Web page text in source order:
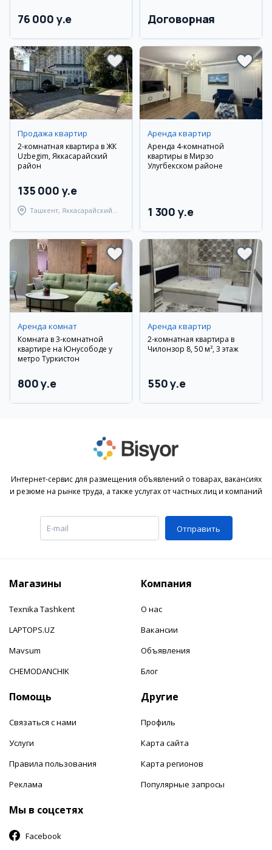
76 000 y.e Договорная
Продажа квартир
2-комнатная квартира в ЖК
Uzbegim, Яккасарайский
район
135 000 y.e
Ташкент, Яккасарайский
Аренда квартир
Аренда 4-комнатной
квартиры в Мирзо
Улугбекском районе
1 300 y.e
Аренда комнат
Комната в 3-комнатной
квартире на Юнусободе у
метро Туркистон
800 y.e
Аренда квартир
2-комнатная квартира в
Чилонзор 8, 50 м², 3 этаж
550 y.e
Интернет-сервис для размещения объявлений о товарах, вакансиях
и резюме на рынке труда, а также услугах от частных лиц и компаний
Отправить
Магазины
Texnika Tashkent
LAPTOPS.UZ
Mavsum
CHEMODANCHIK
Компания
О нас
Вакансии
Объявления
Блог
Помощь
Связаться с нами
Услуги
Правила пользования
Реклама
Другие
Профиль
Карта сайта
Карта регионов
Популярные запросы
Мы в соцсетях
Facebook